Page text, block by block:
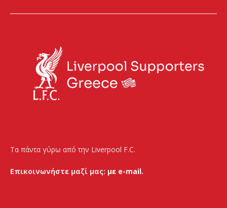
Τα πάντα γύρω από την Liverpool F.C.
Επικοινωνήστε μαζί μας: με e-mail.